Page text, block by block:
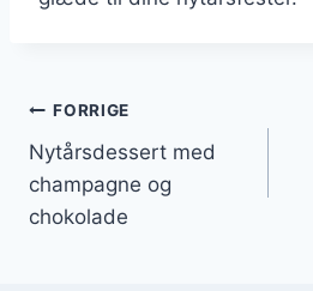
Indlægsnavigation
FORRIGE
Nytårsdessert med
champagne og
chokolade